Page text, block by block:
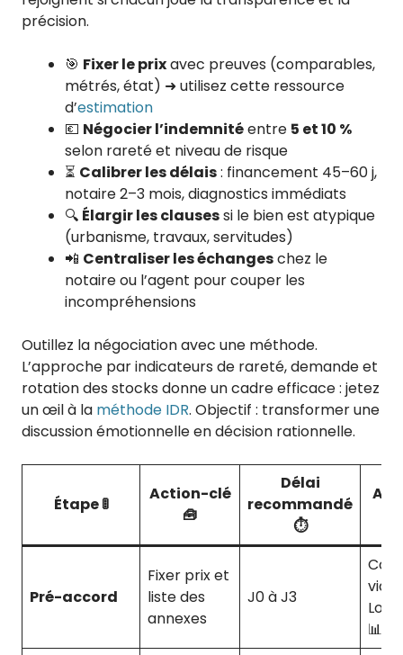
précision.
🎯 Fixer le prixavec preuves (comparables,
métrés, état) ➜ utilisez cette ressource
d’estimation
💶 Négocier l’indemnitéentre 5 et 10 %
selon rareté et niveau de risque
⏳ Calibrer les délais: financement 45–60 j,
notaire 2–3 mois, diagnostics immédiats
🔍 Élargir les clausessi le bien est atypique
(urbanisme, travaux, servitudes)
📲 Centraliser les échangeschez le
notaire ou l’agent pour couper les
incompréhensions
Outillez la négociation avec une méthode.
L’approche par indicateurs de rareté, demande et
rotation des stocks donne un cadre efficace : jetez
un œil à la méthode IDR. Objectif : transformer une
discussion émotionnelle en décision rationnelle.
Étape 🚦
Action-clé
🧰
Délai
recommandé
⏱️
Pré-accord
Fixer prix et
liste des
annexes
J0 à J3
via
📊